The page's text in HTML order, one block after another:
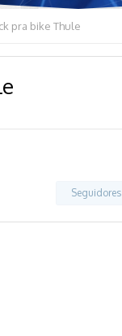
pra bike Thule
Seguidores